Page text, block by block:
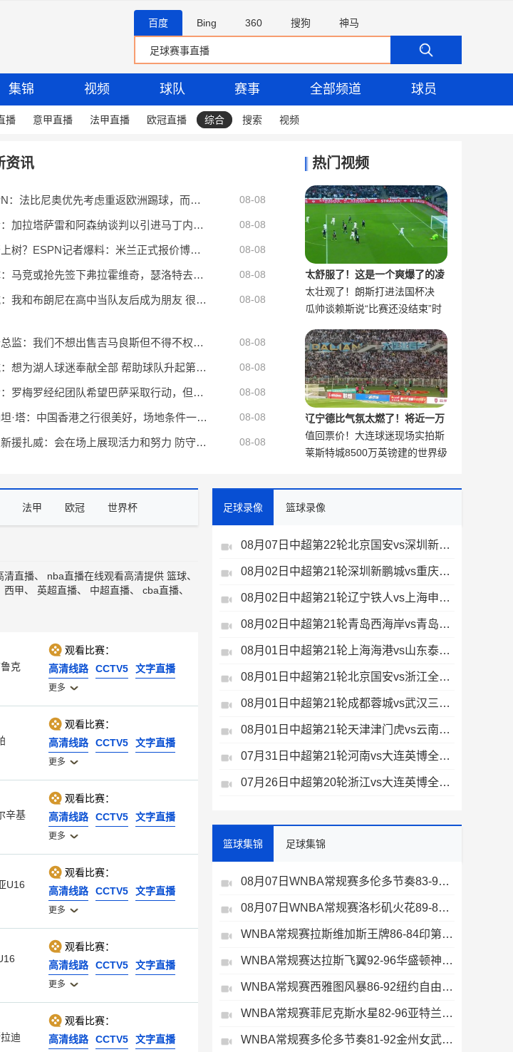
百度 Bing 360 搜狗 神马
集锦 视频 球队 赛事 全部频道 球员
播 意甲直播 法甲直播 欧冠直播 综合 搜索 视频
不尊重！Siegel：掘金仅给略高于中产报价 沃特森已一脚迈出大门
资讯
ESPN：法比尼奥优先考虑重返欧洲踢球，而不是回到祖国巴西 08-08
记者：加拉塔萨雷和阿森纳谈判以引进马丁内利，球员合同明夏到期 08-08
能否上树？ESPN记者爆料：米兰正式报价博卡青年中场帕雷德斯 08-08
每体：马竞或抢先签下弗拉霍维奇，瑟洛特去留成关键变量 08-08
扎威：我和布朗尼在高中当队友后成为朋友 很兴奋能再次并肩作战 08-08
纽卡总监：我们不想出售吉马良斯但不得不权衡，他明确说出了意愿 08-08
扎威：想为湖人球迷奉献全部 帮助球队升起第18面冠军旗帜 08-08
记者：罗梅罗经纪团队希望巴萨采取行动，但后者首选引进罗德里 08-08
若纳坦·塔：中国香港之行很美好，场地条件一般 但我们踢得不错 08-08
湖人新援扎威：会在场上展现活力和努力 防守对方最好的球员 08-08
热门视频
太舒服了！这是一个爽爆了的凌
空抽射合集
太壮观了！朗斯打进法国杯决
赛，球迷疯狂冲场庆祝
瓜帅谈赖斯说“比赛还没结束”时
说：我很喜欢，这是阿森纳的精
神
辽宁德比气氛太燃了！将近一万
大连球迷现场助威
值回票价！大连球迷现场实拍斯
坦丘天外飞仙
莱斯特城8500万英镑建的世界级
法甲 欧冠 世界杯
清直播、 nba直播在线观看高清提供 篮球、
西甲、 英超直播、 中超直播、 cba直播、
克
观看比赛：
高清线路
CCTV5 文字直播
更多
观看比赛：
高清线路
CCTV5 文字直播
更多
辛基
观看比赛：
高清线路
CCTV5 文字直播
更多
U16
观看比赛：
高清线路
CCTV5 文字直播
更多
观看比赛：
高清线路
CCTV5 文字直播
更多
迪
观看比赛：
高清线路
CCTV5 文字直播
足球录像 篮球录像
08月07日中超第22轮北京国安vs深圳新鹏城全场录像
08月02日中超第21轮深圳新鹏城vs重庆铜梁龙全场录像
08月02日中超第21轮辽宁铁人vs上海申花全场录像
08月02日中超第21轮青岛西海岸vs青岛海牛全场录像
08月01日中超第21轮上海海港vs山东泰山全场录像
08月01日中超第21轮北京国安vs浙江全场录像
08月01日中超第21轮成都蓉城vs武汉三镇全场录像
08月01日中超第21轮天津津门虎vs云南玉昆全场录像
07月31日中超第21轮河南vs大连英博全场录像
07月26日中超第20轮浙江vs大连英博全场录像
篮球集锦 足球集锦
08月07日WNBA常规赛多伦多节奏83-97波特兰火焰集锦
08月07日WNBA常规赛洛杉矶火花89-82明尼苏达山猫全场集锦
WNBA常规赛拉斯维加斯王牌86-84印第安纳狂热全场集锦
WNBA常规赛达拉斯飞翼92-96华盛顿神秘人全场集锦
WNBA常规赛西雅图风暴86-92纽约自由人全场集锦
WNBA常规赛菲尼克斯水星82-96亚特兰大梦想全场集锦
WNBA常规赛多伦多节奏81-92金州女武神全场集锦